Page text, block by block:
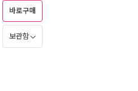
바로구매
보관함